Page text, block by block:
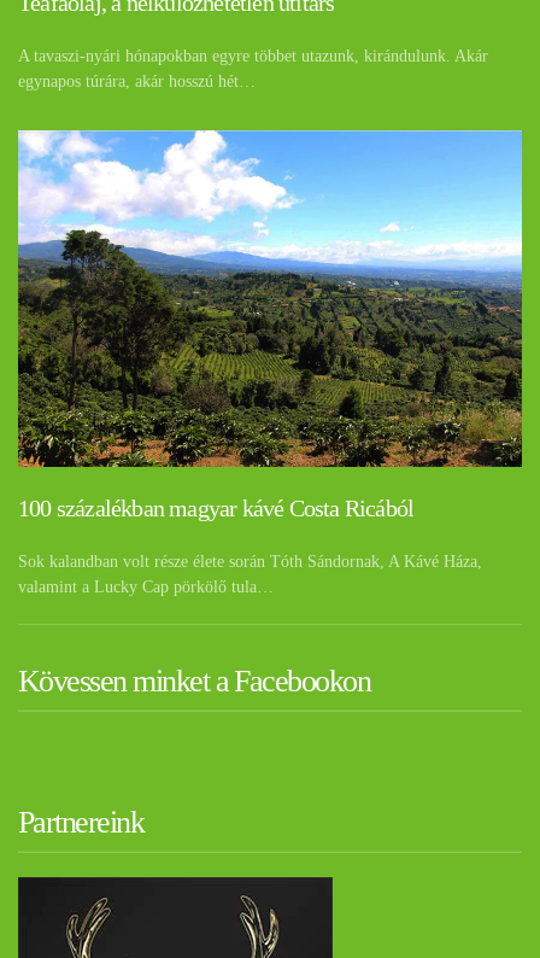
A tavaszi-nyári hónapokban egyre többet utazunk, kirándulunk. Akár
egynapos túrára, akár hosszú hét…
100 százalékban magyar kávé Costa Ricából
Sok kalandban volt része élete során Tóth Sándornak, A Kávé Háza,
valamint a Lucky Cap pörkölő tula…
Kövessen minket a Facebookon
Partnereink